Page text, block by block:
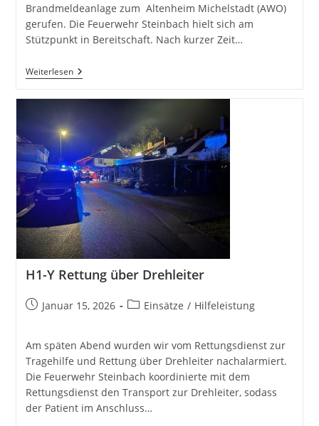
Brandmeldeanlage zum Altenheim Michelstadt (AWO)
gerufen. Die Feuerwehr Steinbach hielt sich am
Stützpunkt in Bereitschaft. Nach kurzer Zeit…
WeiterlesenF1
–
H1-Y Rettung über Drehleiter
BeitragJanuar 15, 2026
Beitrags-
Einsätze / Hilfeleistung
Am späten Abend wurden wir vom Rettungsdienst zur
Tragehilfe und Rettung über Drehleiter nachalarmiert.
Die Feuerwehr Steinbach koordinierte mit dem
Rettungsdienst den Transport zur Drehleiter, sodass
der Patient im Anschluss…